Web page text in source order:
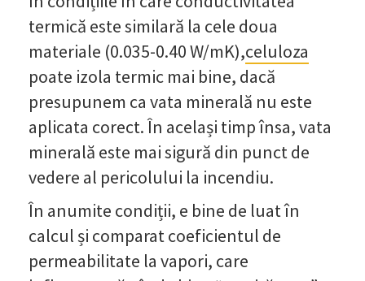
termică este similară la cele doua
materiale (0.035-0.40 W/mK),celuloza
poate izola termic mai bine, dacă
presupunem ca vata minerală nu este
aplicata corect. În același timp însa, vata
minerală este mai sigură din punct de
vedere al pericolului la incendiu.
În anumite condiții, e bine de luat în
calcul și comparat coeficientul de
permeabilitate la vapori, care